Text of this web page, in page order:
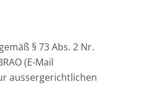
§ 73 Abs. 2 Nr.
(E-Mail
aussergerichtlichen